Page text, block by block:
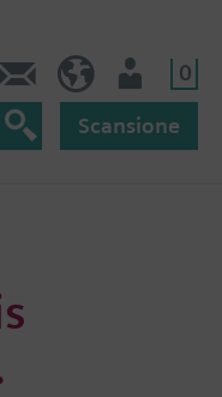
0
Scansione